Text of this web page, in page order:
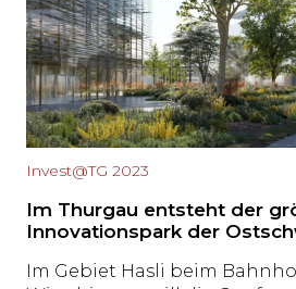
Invest@TG 2023
Im Thurgau entsteht der
Innovationspark der
Im Gebiet Hasli beim